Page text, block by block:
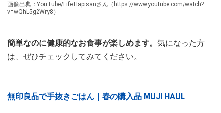
画像出典：YouTube/Life Hapisanさん（https://www.youtube.com/watch?
v=wQhL5g2Wry8）
簡単なのに健康的なお食事が楽しめます。 気になった方
は、ぜひチェックしてみてください。
無印良品で手抜きごはん｜春の購入品 MUJI HAUL